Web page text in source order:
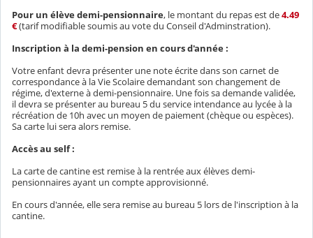
Pour un élève demi-pensionnaire, le montant du repas est de4.49
€(tarif modifiable soumis au vote du Conseil d'Adminstration).
Inscription à la demi-pension en cours d'année :
Votre enfant devra présenter une note écrite dans son carnet de
correspondance à la Vie Scolaire demandant son changement de
régime, d'externe à demi-pensionnaire. Une fois sa demande validée,
il devra se présenter au bureau 5 du service intendance au lycée à la
récréation de 10h avec un moyen de paiement (chèque ou espèces).
Sa carte lui sera alors remise.
Accès au self :
La carte de cantine est remise à la rentrée aux élèves demi-
pensionnaires ayant un compte approvisionné.
En cours d'année, elle sera remise au bureau 5 lors de l'inscription à la
cantine.